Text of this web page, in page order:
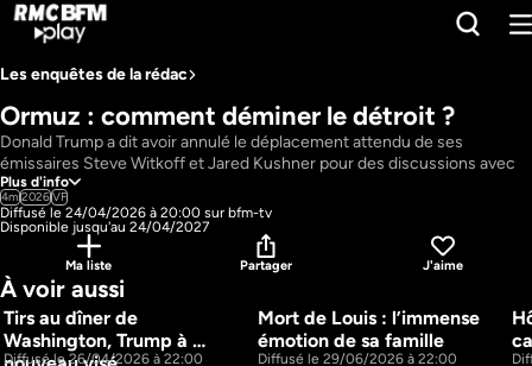
Les enquêtes de la rédac
Ormuz : comment déminer le détroit ?
Donald Trump a dit avoir annulé le déplacement attendu de ses
émissaires Steve Witkoff et Jared Kushner pour des discussions avec
l'Iran à Islamabad au Pakistan. "J’ai dit à mes équipes, alors qu’elles se
préparaient à partir: 'Non, vous n’allez pas faire un vol de 18 heures pour
aller là-bas. Nous avons toutes les cartes. Ils peuvent nous appeler
quand ils veulent, mais vous n’allez pas faire un vol de 18 heures pour
rester assis à parler de rien'", a-t-il déclaré à la correspondante de Fox
News à la Maison Blanche.
Pays : France
Présentateur : Didier François
Plus d'info
4m2026VF
Diffusé le 24/04/2026 à 20:00 sur bfm-tv
Disponible jusqu'au 24/04/2027
Ma liste Partager J'aime
À voir aussi
Tirs au dîner de
Washington, Trump à
Diffusé le 26/04/2026 à 22:00
6m
Mort de Louis : l’immense
émotion de sa famille
Diffusé le 29/06/2026 à 22:00